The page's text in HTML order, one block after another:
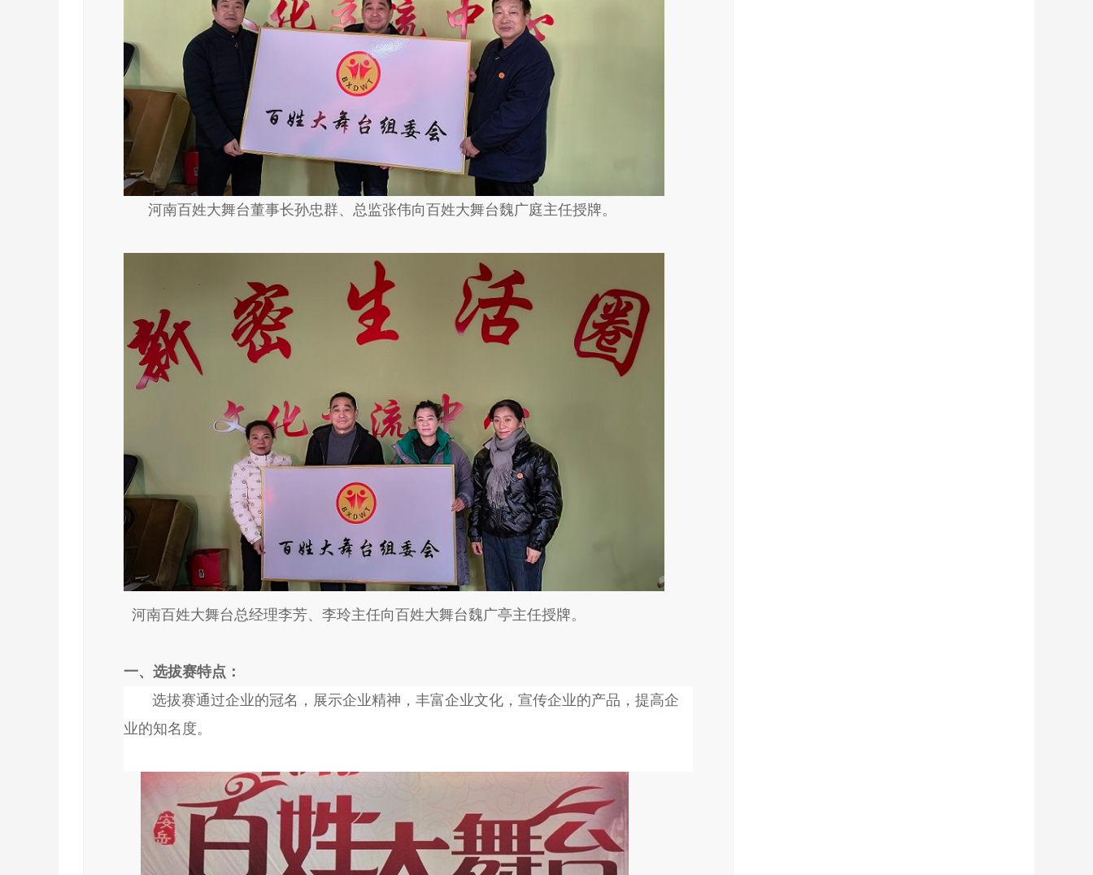
河南百姓大舞台董事长孙忠群、总监张伟向百姓大舞台魏广庭主任授牌。
河南百姓大舞台总经理李芳、李玲主任向百姓大舞台魏广亭主任授牌。
一、选拔赛特点：
选拔赛通过企业的冠名，展示企业精神，丰富企业文化，宣传企业的产品，提高企
业的知名度。